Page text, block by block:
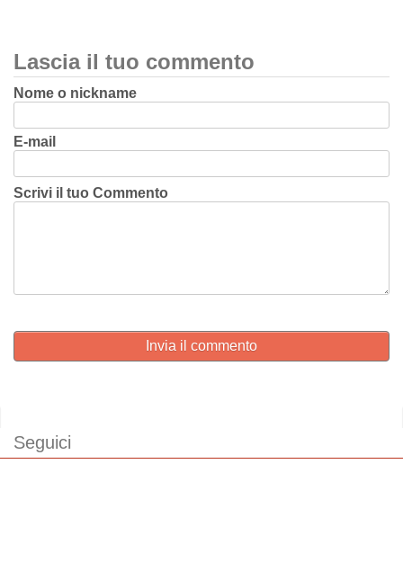
Lascia il tuo commento
Nome o nickname
E-mail
Scrivi il tuo Commento
Invia il commento
Seguici